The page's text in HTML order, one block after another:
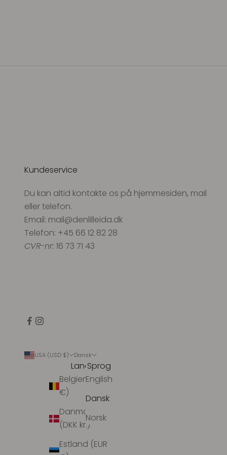
Kundeservice
Du kan altid kontakte os på hjemmesiden, mail
eller telefon.
Email: mail@denlilleida.dk
Telefon: +45 66 12 82 28
CVR-nr: 16 73 71 43
USA (USD $)
Land
Belgien (EUR
€)
Danmark
(DKK kr.)
Estland (EUR
Dansk
Sprog
English
Dansk
Norsk